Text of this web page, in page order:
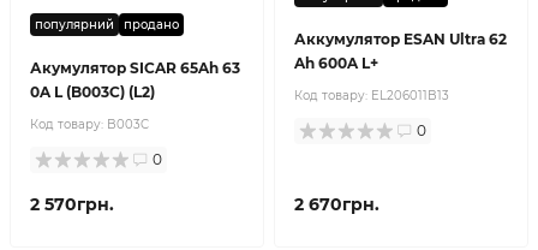
популярний продано
Акумулятор SICAR 65Ah 63
0A L (B003C) (L2)
Код товару: B003C
0
2 570грн.
Аккумулятор ESAN Ultra 62
Ah 600A L+
Код товару: EL206011B13
0
2 670грн.